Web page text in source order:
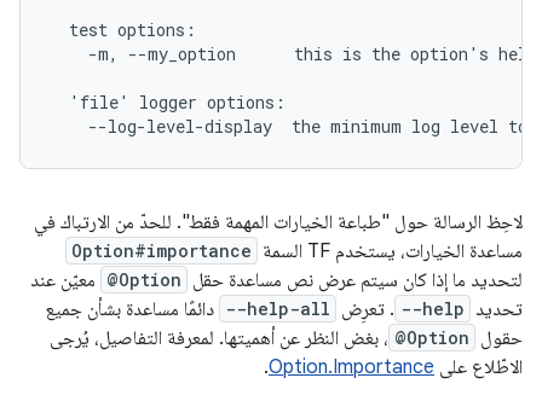
  test options:
-m, --my_option      this is the option's
  'file' logger options:
لاحِظ الرسالة حول "طباعة الخيارات المهمة فقط". للحدّ من الارتباك في
مساعدة الخيارات، يستخدم TF السمة
Option#importance
لتحديد ما إذا كان سيتم عرض نص مساعدة حقل @Option معيّن عند
تحديد --help . تعرِض --help-all دائمًا مساعدة بشأن جميع
حقول @Option ، بغض النظر عن أهميتها. لمعرفة التفاصيل، يُرجى
الاطّلاع على Option.Importance
.